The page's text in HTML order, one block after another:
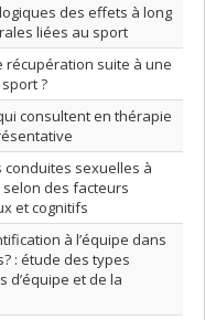
des effets à long
liées au sport
récupération suite à une
?
consultent en thérapie
sexuelles à
des facteurs
et cognitifs
à l’équipe dans
: étude des types
d’équipe et de la